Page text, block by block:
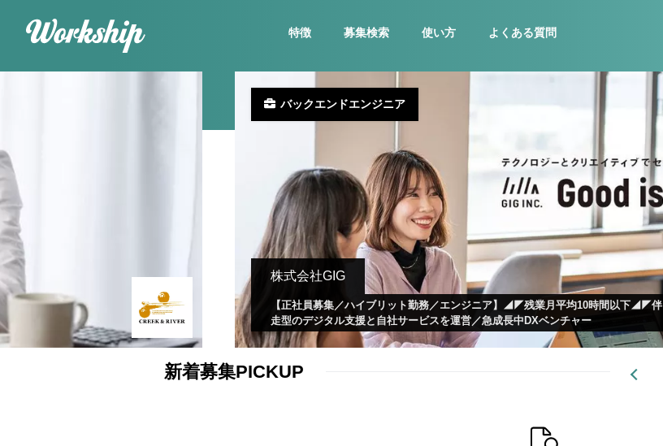
特徴 募集検索 使い方 よくある質問
新着募集PICKUP
株式会社GIG
【正社員募集／ハイブリット勤務／エンジニア】◢◤残業月平均10時間以下◢◤伴
走型のデジタル支援と自社サービスを運営／急成長中DXベンチャー
バックエンドエンジニア